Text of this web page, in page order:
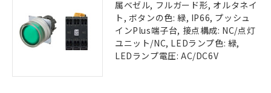
属ベゼル, フルガード形, オルタネイ
ト, ボタンの色: 緑, IP66, プッシュ
インPlus端子台, 接点構成: NC/点灯
ユニット/NC, LEDランプ色: 緑,
LEDランプ電圧: AC/DC6V